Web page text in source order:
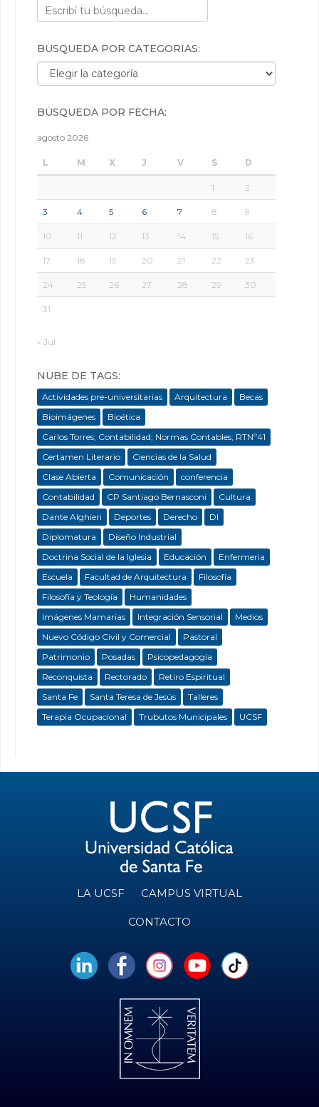
BÚSQUEDA POR CATEGORÍAS:
Búsqueda por categorías:
BÚSQUEDA POR FECHA:
agosto 2026
L M X J V S D
1 2
3 4 5 6 7 8 9
10 11 12 13 14 15 16
17 18 19 20 21 22 23
24 25 26 27 28 29 30
31
« Jul
NUBE DE TAGS:
Actividades pre-universitarias Arquitectura
Becas
Bioimágenes
Bioética
Carlos Torres; Contabilidad; Normas Contables; RTNº41
Certamen Literario
Ciencias de la Salud
Clase Abierta
Comunicación
conferencia
Contabilidad
CP Santiago Bernasconi
Cultura
Dante Alghieri
Deportes Derecho
DI
Diplomatura
Diseño Industrial
Doctrina Social de la Iglesia
Educación
Enfermeria
Escuela
Facultad de Arquitectura
Filosofía
Filosofía y Teología
Humanidades
Imágenes Mamarias
Integración Sensorial
Medios
Nuevo Código Civil y Comercial
Pastoral
Patrimonio
Posadas
Psicopedagogía
Reconquista
Rectorado
Retiro Espiritual
Santa Fe
Santa Teresa de Jesús
Talleres
Terapia Ocupacional
Trubutos Municipales UCSF
LA UCSF CAMPUS VIRTUAL
CONTACTO